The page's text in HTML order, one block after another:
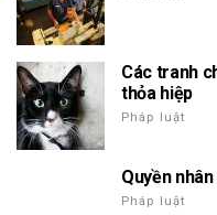
Các tranh
thỏa hiệp
Pháp luật
Quyền
Pháp luật